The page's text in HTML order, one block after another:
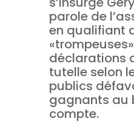
parole de
en qualifiant
déclarations
tutelle selon
publics
gagnants au
compte.